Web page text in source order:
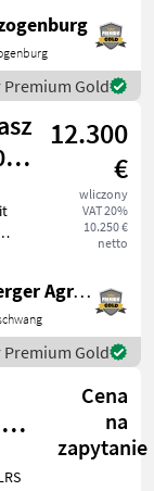
Premium Gold
12.300
€
wliczony
VAT 20%
10.250 €
netto
Sensenberger Agrar-Technik
Premium Gold
Cena
na
zapytanie